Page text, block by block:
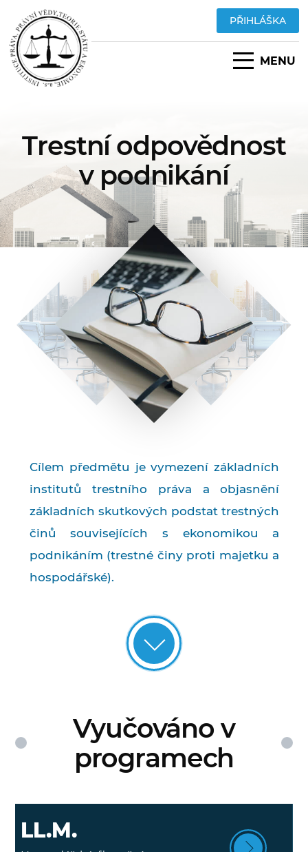
PŘIHLÁŠKA
MENU
Trestní odpovědnost
v podnikání
Cílem předmětu je vymezení základních
institutů trestního práva a objasnění
základních skutkových podstat trestných
činů souvisejících s ekonomikou a
podnikáním (trestné činy proti majetku a
hospodářské).
Vyučováno v
programech
LL.M.